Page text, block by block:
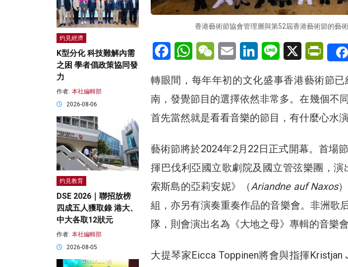
香港藝術節協會管理層與第52屆香港藝術節的藝
FacebookWhatsAppWeChatEmail LinkedInLine X
轉眼間，每年年初的文化盛事香港藝術節
南，發覺節目的選擇依然非常多。在幾個不
首先當然就是看看音樂的節目，有什麼心水演
藝術節將於2024年2月22日正式開幕。首場
揮巴伐利亞國立歌劇院及國立管弦樂團，演
索斯島的亞莉安妮》（Ariandne auf Naxos
組，亦另有演奏重奏作品的音樂會。非洲歌
隊，則會演出名為《大地之母》專輯的音樂會
大提琴家Eicca Toppinen將會與指揮
灼見經濟
K型分化 科技難解內需
之困 學者倡政策協同發
力
作者: 本社編輯部
2026-08-06
灼見教育
DSE 2026｜聯招放榜
四成五人獲取錄 港大、
中大各取12狀元
作者: 本社編輯部
2026-08-05